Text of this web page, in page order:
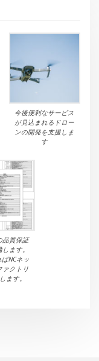
今後便利なサービス
が見込まれるドロー
ンの開発を支援しま
質保証
します。
NCネッ
ァクトリ